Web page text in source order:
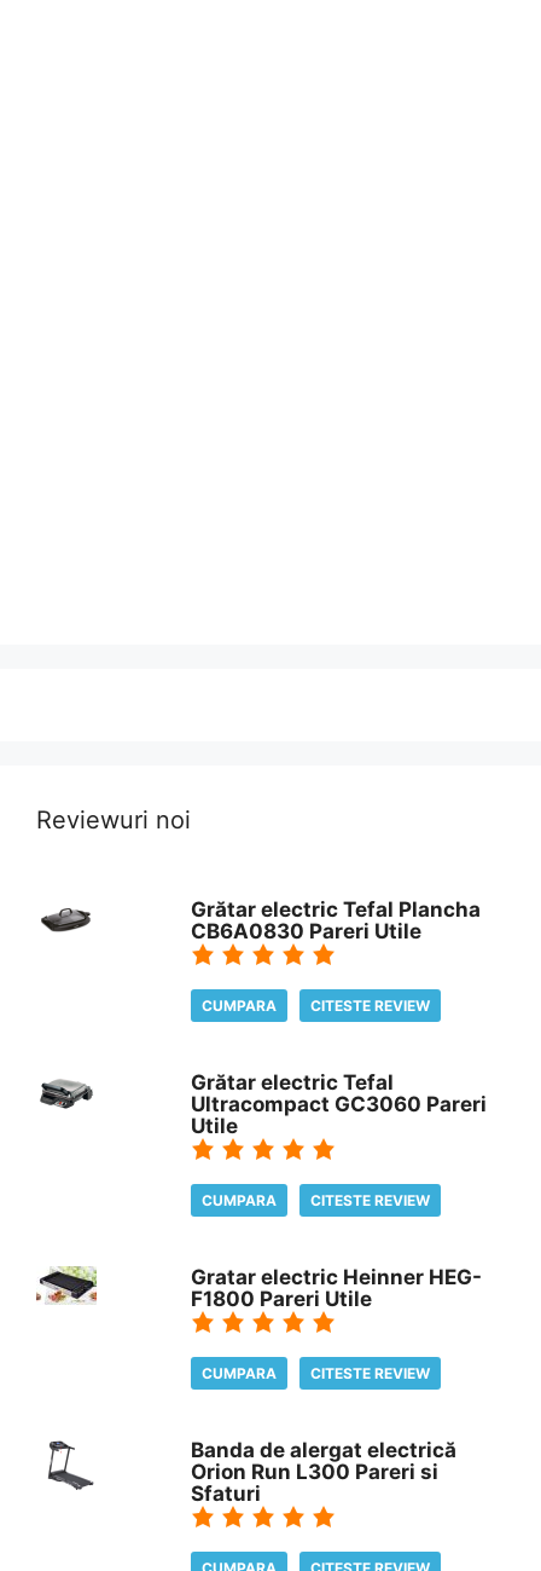
Reviewuri noi
Grătar electric Tefal Plancha
CB6A0830 Pareri Utile
CUMPARA CITESTE REVIEW
Grătar electric Tefal
Ultracompact GC3060 Pareri
Utile
CUMPARA CITESTE REVIEW
Gratar electric Heinner HEG-
F1800 Pareri Utile
CUMPARA CITESTE REVIEW
Banda de alergat electrică
Orion Run L300 Pareri si
Sfaturi